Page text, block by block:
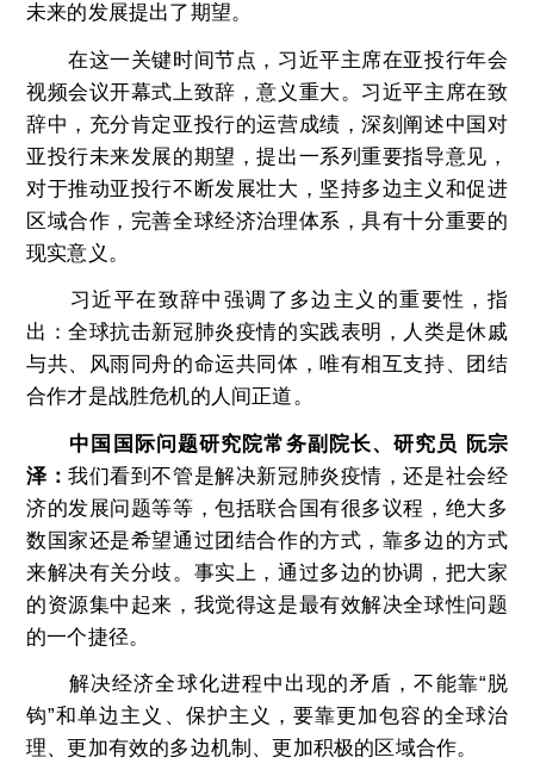
未来的发展提出了期望。
在这一关键时间节点，习近平主席在亚投行年会
视频会议开幕式上致辞，意义重大。习近平主席在致
辞中，充分肯定亚投行的运营成绩，深刻阐述中国对
亚投行未来发展的期望，提出一系列重要指导意见，
对于推动亚投行不断发展壮大，坚持多边主义和促进
区域合作，完善全球经济治理体系，具有十分重要的
现实意义。
习近平在致辞中强调了多边主义的重要性，指
出：全球抗击新冠肺炎疫情的实践表明，人类是休戚
与共、风雨同舟的命运共同体，唯有相互支持、团结
合作才是战胜危机的人间正道。
中国国际问题研究院常务副院长、研究员 阮宗
泽：我们看到不管是解决新冠肺炎疫情，还是社会经
济的发展问题等等，包括联合国有很多议程，绝大多
数国家还是希望通过团结合作的方式，靠多边的方式
来解决有关分歧。事实上，通过多边的协调，把大家
的资源集中起来，我觉得这是最有效解决全球性问题
的一个捷径。
解决经济全球化进程中出现的矛盾，不能靠“脱
钩”和单边主义、保护主义，要靠更加包容的全球治
理、更加有效的多边机制、更加积极的区域合作。